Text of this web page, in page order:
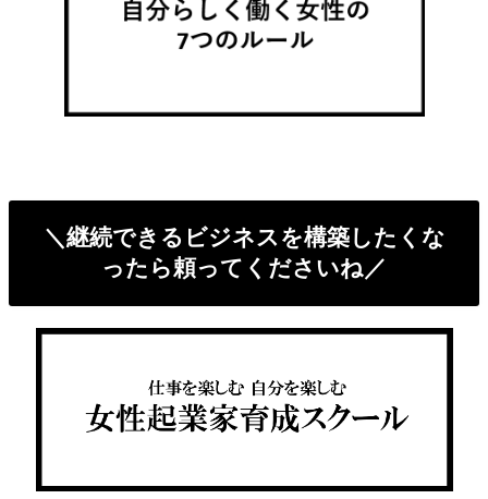
＼継続できるビジネスを構築したくな
ったら頼ってくださいね／